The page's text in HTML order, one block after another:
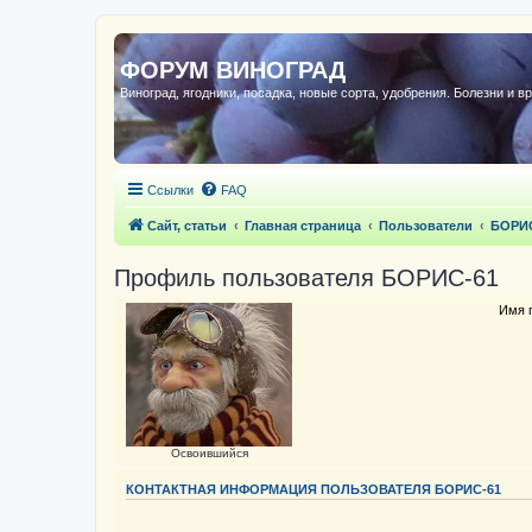
ФОРУМ ВИНОГРАД
Виноград, ягодники, посадка, новые сорта, удобрения. Болезни и
Ссылки FAQ
Сайт, статьи Главная страница Пользователи
Профиль пользователя БОРИС-61
Освоившийся
Имя
КОНТАКТНАЯ ИНФОРМАЦИЯ ПОЛЬЗОВАТЕЛЯ БОРИС-61